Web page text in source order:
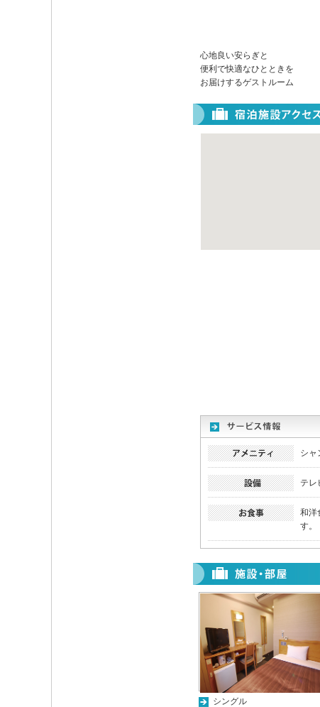
心地良い安らぎと
便利で快適なひとときを
お届けするゲストルーム
シャ
テレ
和洋
す。
シングル